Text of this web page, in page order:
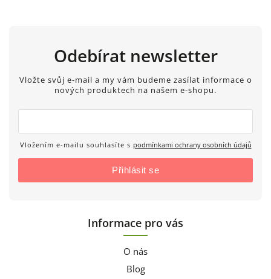
Odebírat newsletter
Vložte svůj e-mail a my vám budeme zasílat informace o
nových produktech na našem e-shopu.
Vložením e-mailu souhlasíte s podmínkami ochrany osobních údajů
Přihlásit se
Informace pro vás
O nás
Blog